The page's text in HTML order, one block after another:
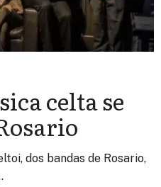
celta se
dos bandas de Rosario,